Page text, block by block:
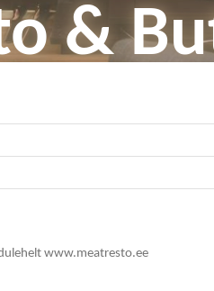
&
www.meatresto.ee